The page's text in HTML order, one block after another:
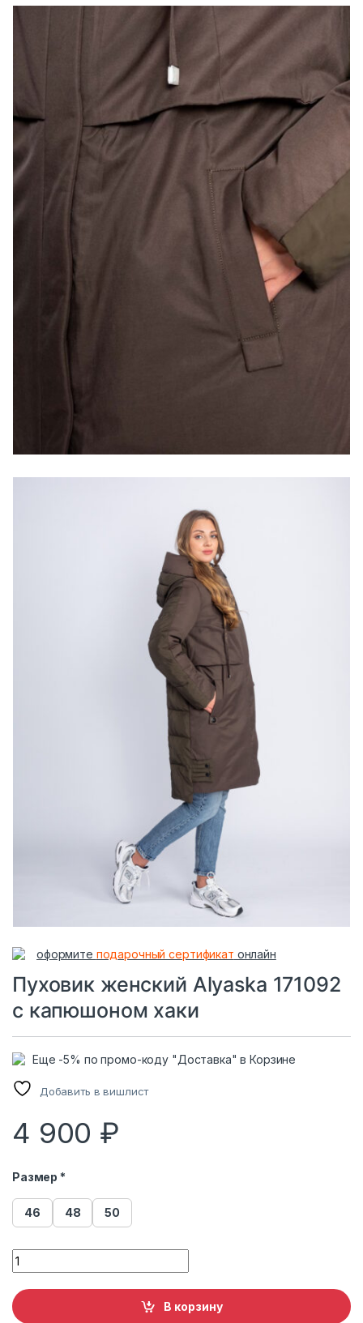
оформите подарочный сертификат онлайн
Пуховик женский Alyaska 171092
с капюшоном хаки
Еще -5% по промо-коду "Доставка" в Корзине
Добавить в вишлист
4 900 ₽
Размер *
46 48 50
Пуховик женский Alyaska 171092 с капюшоном хаки
В корзину